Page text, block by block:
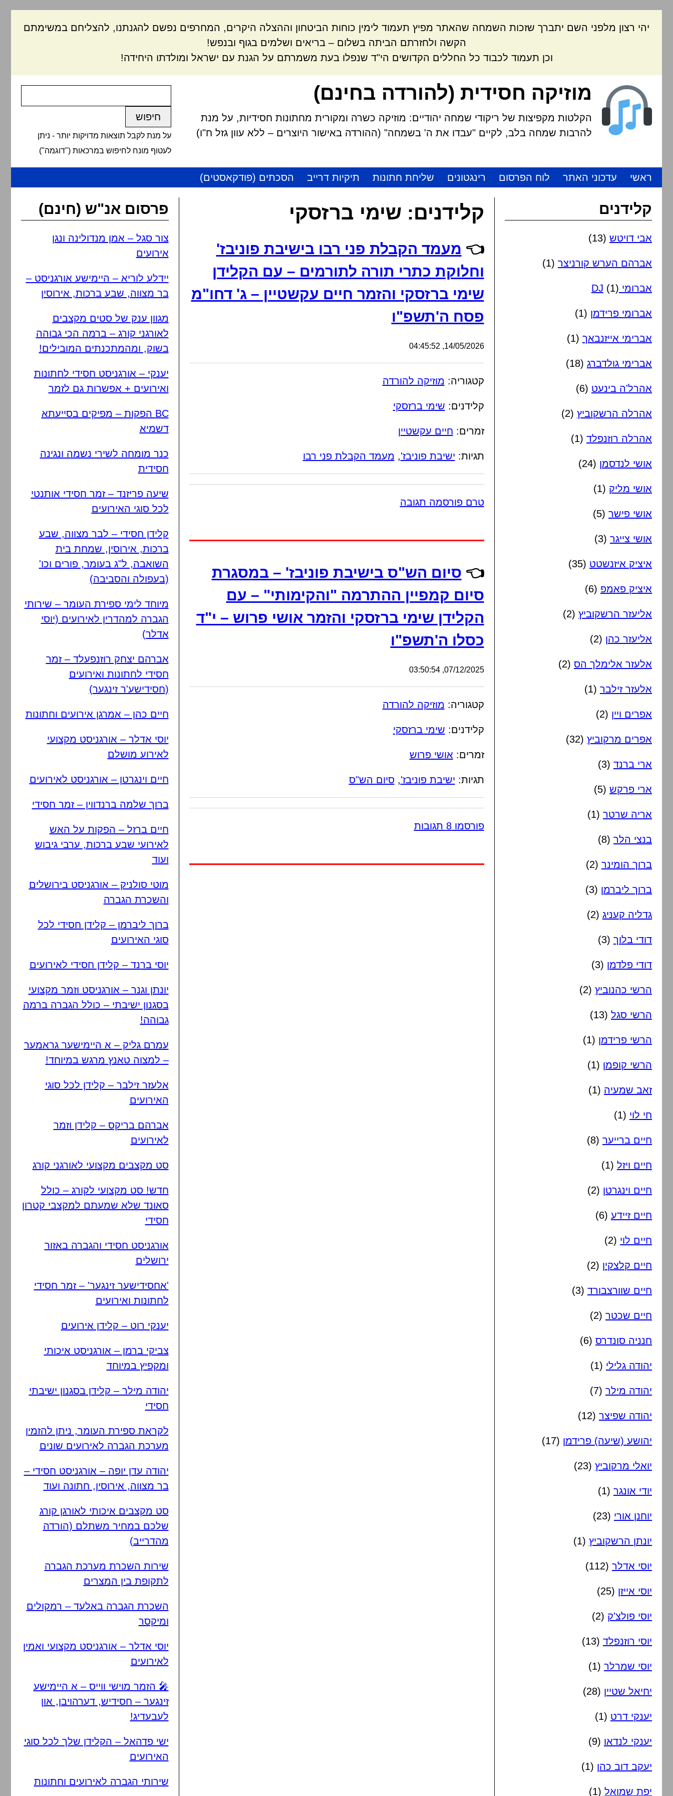
יהי רצון מלפני השם יתברך שזכות השמחה שהאתר מפיץ תעמוד לימין כוחות הביטחון וההצלה היקרים, המחרפים נפשם להגנתנו, להצליחם במשימתם
הקשה ולחזרתם הביתה בשלום – בריאים ושלמים בגוף ובנפש!
וכן תעמוד לכבוד כל החללים הקדושים הי"ד שנפלו בעת משמרתם על הגנת עם ישראל ומולדתו היחידה!
מוזיקה חסידית (להורדה בחינם)
הקלטות מקפיצות של ריקודי שמחה יהודיים: מוזיקה כשרה ומקורית מחתונות חסידיות, על מנת
להרבות שמחה בלב, לקיים "עבדו את ה' בשמחה" (ההורדה באישור היוצרים – ללא עוון גזל ח"ו)
על מנת לקבל תוצאות מדויקות יותר - ניתן
לעטוף מונח לחיפוש במרכאות ("דוגמה")
ראשי עדכוני האתר לוח הפרסום רינגטונים שליחת חתונות תיקיות דרייב הסכתים (פודקאסטים)
קלידנים: שימי ברזסקי
👈 מעמד הקבלת פני רבו בישיבת פוניבז'
וחלוקת כתרי תורה לתורמים – עם הקלידן
שימי ברזסקי והזמר חיים עקשטיין – ג' דחו"מ
פסח ה'תשפ"ו
14/05/2026, 04:45:52
קטגוריה: מוזיקה להורדה
קלידנים: שימי ברזסקי
זמרים: חיים עקשטיין
תגיות: ישיבת פוניבז', מעמד הקבלת פני רבו
טרם פורסמה תגובה
👈 סיום הש"ס בישיבת פוניבז' – במסגרת
סיום קמפיין ההתרמה "והקימותי" – עם
הקלידן שימי ברזסקי והזמר אושי פרוש – י"ד
כסלו ה'תשפ"ו
07/12/2025, 03:50:54
קטגוריה: מוזיקה להורדה
קלידנים: שימי ברזסקי
זמרים: אושי פרוש
תגיות: ישיבת פוניבז', סיום הש"ס
פורסמו 8 תגובות
קלידנים
אבי דויטש (13)
אברהם הערש קורניצר (1)
אברומי DJ (1)
אברומי פרידמן (1)
אברימי אייזנבאך (1)
אברימי גולדברג (18)
אהרל'ה בינעט (6)
אהרלה הרשקוביץ (2)
אהרלה רוזנפלד (1)
אושי לנדסמן (24)
אושי מליק (1)
אושי פישר (5)
אושי צייגר (3)
איציק איזנשטט (35)
איציק פאמפ (6)
אליעזר הרשקוביץ (2)
אליעזר כהן (2)
אלעזר אלימלך הס (2)
אלעזר זילבר (1)
אפרים ויין (2)
אפרים מרקוביץ (32)
ארי ברנד (3)
ארי פרקש (5)
אריה שרטר (1)
בנצי הלר (8)
ברוך הומינר (2)
ברוך ליברמן (3)
גדליה קעניג (2)
דודי בלוך (3)
דודי פלדמן (3)
הרשי כהנוביץ (2)
הרשי סגל (13)
הרשי פרידמן (1)
הרשי קופמן (1)
זאב שמעיה (1)
חי לוי (1)
חיים ברייער (8)
חיים ויזל (1)
חיים וינגרטן (2)
חיים זיידע (6)
חיים לוי (2)
חיים קלצקין (2)
חיים שוורצבורד (3)
חיים שכטר (2)
חנניה סונדרס (6)
יהודה גלילי (1)
יהודה מילר (7)
יהודה שפיצר (12)
יהושע (שיעה) פרידמן (17)
יואלי מרקוביץ (23)
יודי אונגר (1)
יוחנן אורי (23)
יונתן הרשקוביץ (1)
יוסי אדלר (112)
יוסי אייזן (25)
יוסי פולצ'ק (2)
יוסי רוזנפלד (13)
יוסי שמרלר (1)
יחיאל שטיין (28)
יענקי דרט (1)
יענקי לנדאו (9)
יעקב דוב כהן (1)
יפת שמואל (1)
פרסום אנ"ש (חינם)
צור סגל – אמן מנדולינה ונגן
אירועים
יידלע לוריא – היימישע אורגניסט –
בר מצווה, שבע ברכות, אירוסין
מגוון ענק של סטים מקצבים
לאורגני קורג – ברמה הכי גבוהה
בשוק, ומהמתכנתים המובילים!
יענקי – אורגניסט חסידי לחתונות
ואירועים + אפשרות גם לזמר
BC הפקות – מפיקים בסייעתא
דשמיא
כנר מומחה לשירי נשמה ונגינה
חסידית
שיעה פריזנד – זמר חסידי אותנטי
לכל סוגי האירועים
קלידן חסידי – לבר מצווה, שבע
ברכות, אירוסין, שמחת בית
השואבה, ל"ג בעומר, פורים וכו'
(בעפולה והסביבה)
מיוחד לימי ספירת העומר – שירותי
הגברה למהדרין לאירועים (יוסי
אדלר)
אברהם יצחק רוזנפעלד – זמר
חסידי לחתונות ואירועים
(חסידישע'ר זינגער)
חיים כהן – אמרגן אירועים וחתונות
יוסי אדלר – אורגניסט מקצועי
לאירוע מושלם
חיים וינגרטן – אורגניסט לאירועים
ברוך שלמה ברנדווין – זמר חסידי
חיים ברזל – הפקות על האש
לאירועי שבע ברכות, ערבי גיבוש
ועוד
מוטי סולניק – אורגניסט בירושלים
והשכרת הגברה
ברוך ליברמן – קלידן חסידי לכל
סוגי האירועים
יוסי ברנד – קלידן חסידי לאירועים
יונתן וגנר – אורגניסט וזמר מקצועי
בסגנון ישיבתי – כולל הגברה ברמה
גבוהה!
עמרם גליק – א היימישער גראמער
– למצוה טאנץ מרגש במיוחד!
אלעזר זילבר – קלידן לכל סוגי
האירועים
אברהם בריקס – קלידן וזמר
לאירועים
סט מקצבים מקצועי לאורגני קורג
חדש! סט מקצועי לקורג – כולל
סאונד שלא שמעתם למקצבי קטרון
חסידי
אורגניסט חסידי והגברה באזור
ירושלים
'אחסידישער זינגער' – זמר חסידי
לחתונות ואירועים
יענקי רוט – קלידן אירועים
צביקי ברמן – אורגניסט איכותי
ומקפיץ במיוחד
יהודה מילר – קלידן בסגנון ישיבתי
חסידי
לקראת ספירת העומר, ניתן להזמין
מערכת הגברה לאירועים שונים
יהודה עדן יופה – אורגניסט חסידי –
בר מצווה, אירוסין, חתונה ועוד
סט מקצבים איכותי לאורגן קורג
שלכם במחיר משתלם (הורדה
מהדרייב)
שירות השכרת מערכת הגברה
לתקופת בין המצרים
השכרת הגברה באלעד – רמקולים
ומיקסר
יוסי אדלר – אורגניסט מקצועי ואמין
לאירועים
🎤 הזמר מוישי ווייס – א היימישע
זינגער – חסידיש, דערהויבן, און
לעבעדיג!
ישי פדהאל – הקלידן שלך לכל סוגי
האירועים
שירותי הגברה לאירועים וחתונות